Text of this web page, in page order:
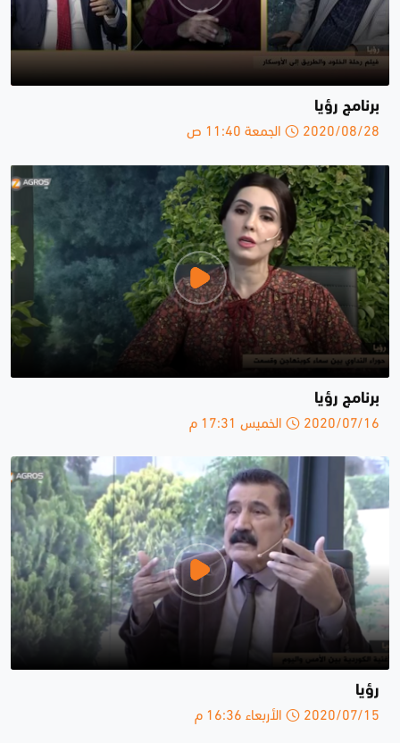
برنامج رؤيا
2020/08/28 الجمعة 11:40 ص
برنامج رؤيا
2020/07/16 الخميس 17:31 م
رؤيا
2020/07/15 الأربعاء 16:36 م